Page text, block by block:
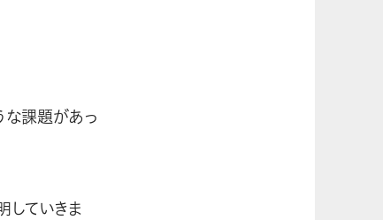
な課題があっ
していきま